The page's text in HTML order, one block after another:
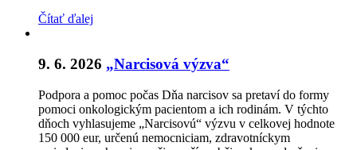
Čítať ďalej
9. 6. 2026 „Narcisová výzva“
Podpora a pomoc počas Dňa narcisov sa pretaví do formy
pomoci onkologickým pacientom a ich rodinám. V týchto
dňoch vyhlasujeme „Narcisovú“ výzvu v celkovej hodnote
150 000 eur, určenú nemocniciam, zdravotníckym